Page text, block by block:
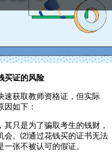
买证的风险
速获取教师资格证，但实际
因如下：
，其只是为了骗取考生的钱财，
会。⑵通过花钱买的证书无法
张不被认可的假证。